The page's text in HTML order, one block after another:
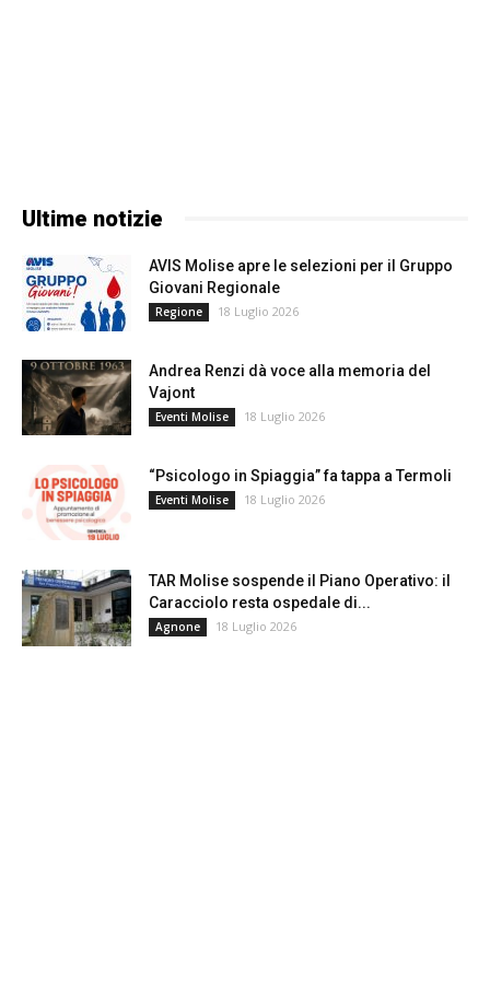
Ultime notizie
AVIS Molise apre le selezioni per il Gruppo
Giovani Regionale
Regione 18 Luglio 2026
Andrea Renzi dà voce alla memoria del
Vajont
Eventi Molise 18 Luglio 2026
“Psicologo in Spiaggia” fa tappa a Termoli
Eventi Molise 18 Luglio 2026
TAR Molise sospende il Piano Operativo: il
Caracciolo resta ospedale di...
Agnone 18 Luglio 2026